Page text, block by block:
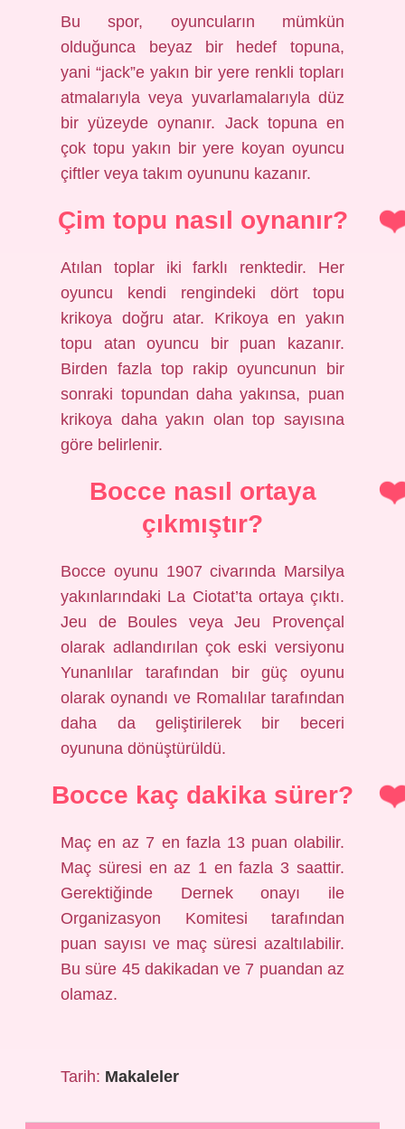
Bu spor, oyuncuların mümkün
olduğunca beyaz bir hedef topuna,
yani “jack”e yakın bir yere renkli topları
atmalarıyla veya yuvarlamalarıyla düz
bir yüzeyde oynanır. Jack topuna en
çok topu yakın bir yere koyan oyuncu
çiftler veya takım oyununu kazanır.
Çim topu nasıl oynanır?
Atılan toplar iki farklı renktedir. Her
oyuncu kendi rengindeki dört topu
krikoya doğru atar. Krikoya en yakın
topu atan oyuncu bir puan kazanır.
Birden fazla top rakip oyuncunun bir
sonraki topundan daha yakınsa, puan
krikoya daha yakın olan top sayısına
göre belirlenir.
Bocce nasıl ortaya
çıkmıştır?
Bocce oyunu 1907 civarında Marsilya
yakınlarındaki La Ciotat’ta ortaya çıktı.
Jeu de Boules veya Jeu Provençal
olarak adlandırılan çok eski versiyonu
Yunanlılar tarafından bir güç oyunu
olarak oynandı ve Romalılar tarafından
daha da geliştirilerek bir beceri
oyununa dönüştürüldü.
Bocce kaç dakika sürer?
Maç en az 7 en fazla 13 puan olabilir.
Maç süresi en az 1 en fazla 3 saattir.
Gerektiğinde Dernek onayı ile
Organizasyon Komitesi tarafından
puan sayısı ve maç süresi azaltılabilir.
Bu süre 45 dakikadan ve 7 puandan az
olamaz.
Tarih: Makaleler